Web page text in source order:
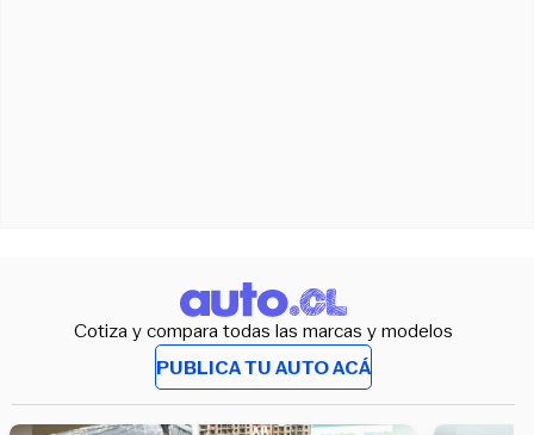
Cotiza y compara todas las marcas y modelos
PUBLICA TU AUTO ACÁ